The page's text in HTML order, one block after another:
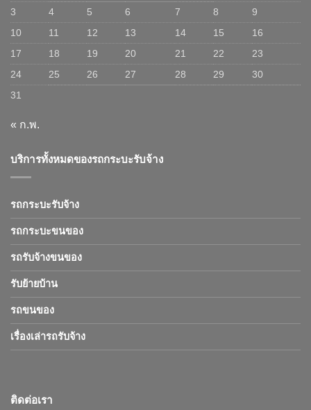
3
4 5 6 7 8
9
10
11 12 13 14 15
16
17
18 19 20 21 22
23
24
25 26 27 28 29
30
31
« ก.พ.
บริการทั้งหมดของรถกระบะรับจ้าง
รถกระบะรับจ้าง
รถกระบะขนของ
รถรับจ้างขนของ
รับย้ายบ้าน
รถขนของ
เรื่องเล่ารถรับจ้าง
ติดต่อเรา